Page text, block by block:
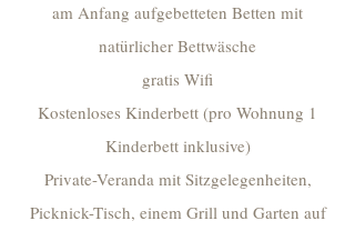
am Anfang aufgebetteten Betten mit
natürlicher Bettwäsche
gratis Wifi
Kostenloses Kinderbett (pro Wohnung 1
Kinderbett inklusive)
Private-Veranda mit Sitzgelegenheiten,
Picknick-Tisch, einem Grill und Garten auf